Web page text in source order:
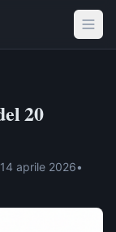
20
14 aprile 2026•